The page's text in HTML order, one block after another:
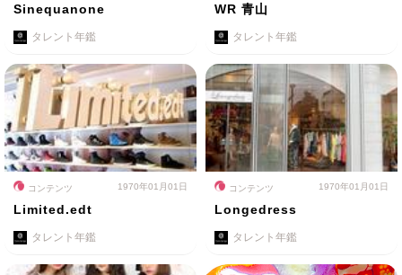
Sinequanone
タレント年鑑
WR 青山
タレント年鑑
コンテンツ 1970年01月01日
Limited.edt
タレント年鑑
コンテンツ 1970年01月01日
Longedress
タレント年鑑